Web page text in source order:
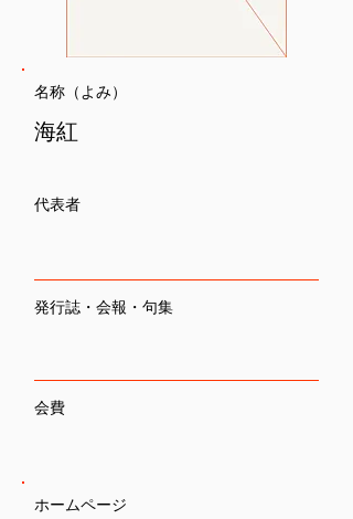
名称（よみ）
海紅
代表者
発行誌・会報・句集
会費
​ホームページ